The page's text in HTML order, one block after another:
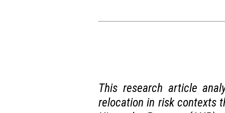
This research article
relocation in risk contexts